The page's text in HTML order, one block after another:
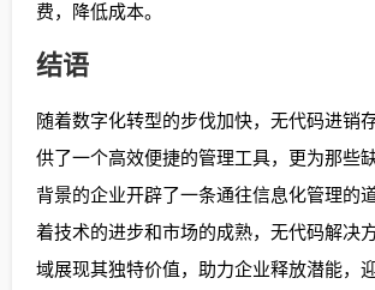
费，降低成本。
结语
随着数字化转型的步伐加快，无代码进销
供了一个高效便捷的管理工具，更为那些
背景的企业开辟了一条通往信息化管理的
着技术的进步和市场的成熟，无代码解决
域展现其独特价值，助力企业释放潜能，